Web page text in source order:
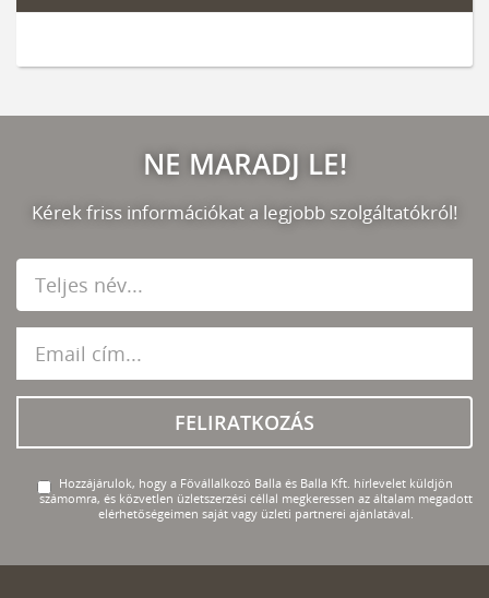
NE MARADJ LE!
Kérek friss információkat a legjobb szolgáltatókról!
FELIRATKOZÁS
Hozzájárulok, hogy a Fővállalkozó Balla és Balla Kft. hírlevelet küldjön
számomra, és közvetlen üzletszerzési céllal megkeressen az általam megadott
elérhetőségeimen saját vagy üzleti partnerei ajánlatával.